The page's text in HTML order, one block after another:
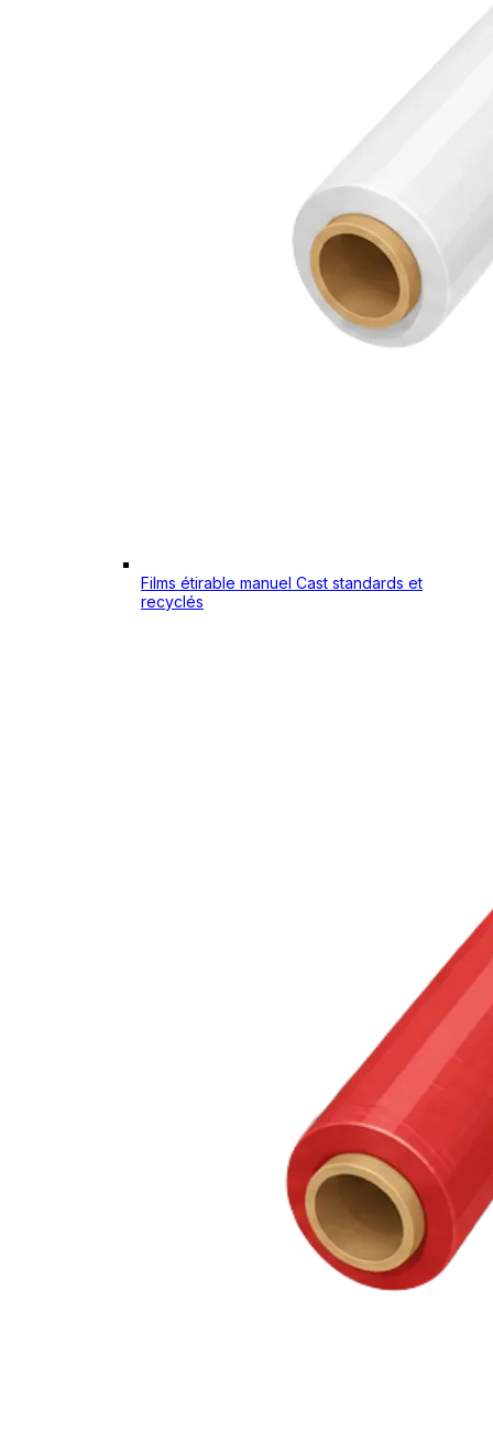
Films étirable manuel Cast standards et
recyclés